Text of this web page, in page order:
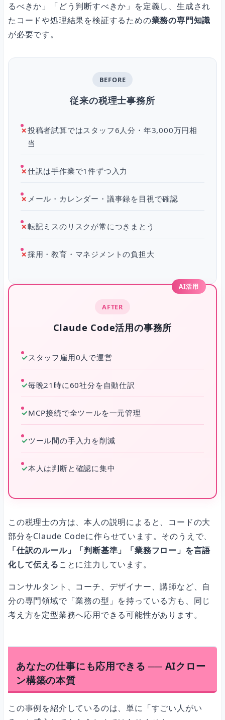
るべきか」「どう判断すべきか」を定義し、生成され
たコードや処理結果を検証するための業務の専門知識
が必要です。
BEFORE
従来の税理士事務所
✗投稿者試算ではスタッフ6人分・年3,000万円相
当
✗仕訳は手作業で1件ずつ入力
✗ メール・カレンダー・議事録を目視で確認
✗転記ミスのリスクが常につきまとう
✗採用・教育・マネジメントの負担大
AI活用
AFTER
Claude Code活用の事務所
✓スタッフ雇用0人で運営
✓毎晩21時に60社分を自動仕訳
✓MCP接続で全ツールを一元管理
✓ツール間の手入力を削減
✓本人は判断と確認に集中
この税理士の方は、本人の説明によると、コードの大
部分をClaude Codeに作らせています。そのうえで、
「仕訳のルール」「判断基準」「業務フロー」を言語
化して伝えることに注力しています。
コンサルタント、コーチ、デザイナー、講師など、自
分の専門領域で「業務の型」を持っている方も、同じ
考え方を定型業務へ応用できる可能性があります。
あなたの仕事にも応用できる ── AIクロー
ン構築の本質
この事例を紹介しているのは、単に「すごい人がい